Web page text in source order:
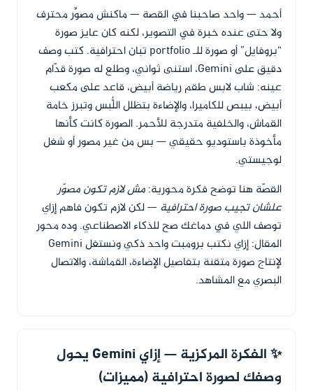
أحمد — واحد صاحبنا في القصة — ماكنش مصوِّر محترف
ولا حتى عنده خبرة في التصوير، لكنه كان عايز صورة
“بروفايل” أو صورة للـ portfolio تبان احترافية. كتب وصف
دقيق على Gemini، استنى ثواني، وطلع له صورة قدّام
عينه: شاب لابس طقم رياضة أبيض، قاعد على مكعب
أبيض، بيبص للكاميرا، والإضاءة بتظلل اللُّبس وتبرز خامة
القماش، والخلفية متدرجة للأحمر. الصورة كانت كأنها
مأخوذة باستوديو حقيقي — بس من غير مصور أو شغل
لوجيستي.
القصّة هنا توضح فكرة محورية:مش لازم تكون مصوّر
علشان تجيب صورة احترافية— لكن لازم تكون فاهم إزاي
توصف اللي في دماغك صح للذكاء الاصطناعي. وده محور
المقال: إزاي نكتب برومبت واحد ذكي ونستغل Gemini
لإنتاج صورة متقنة بتفاصيل الإضاءة، القماشة، والاتصال
البصري مع المشاهد.
✨ الفكرة المركزية — إزاي Gemini يحول
وصفك لصورة احترافية (مميزات)